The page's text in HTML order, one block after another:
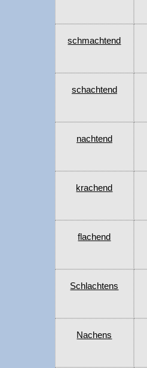
schmachtend
schachtend
nachtend
krachend
flachend
Schlachtens
Nachens